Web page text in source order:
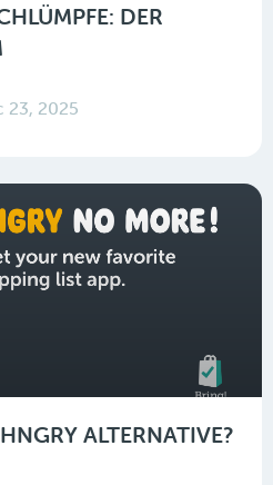
DER
23, 2025
ALTERNATIVE?